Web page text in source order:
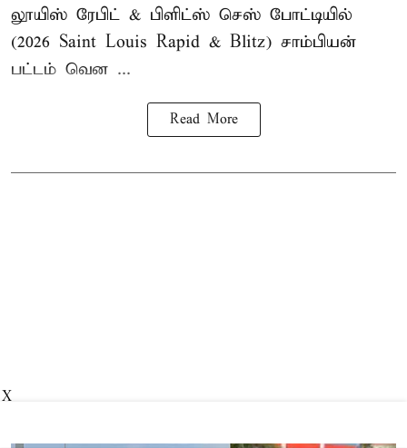
லூயிஸ் ரேபிட் & பிளிட்ஸ் செஸ் போட்டியில்
(2026 Saint Louis Rapid & Blitz) சாம்பியன்
பட்டம் வென ...
Read More
X